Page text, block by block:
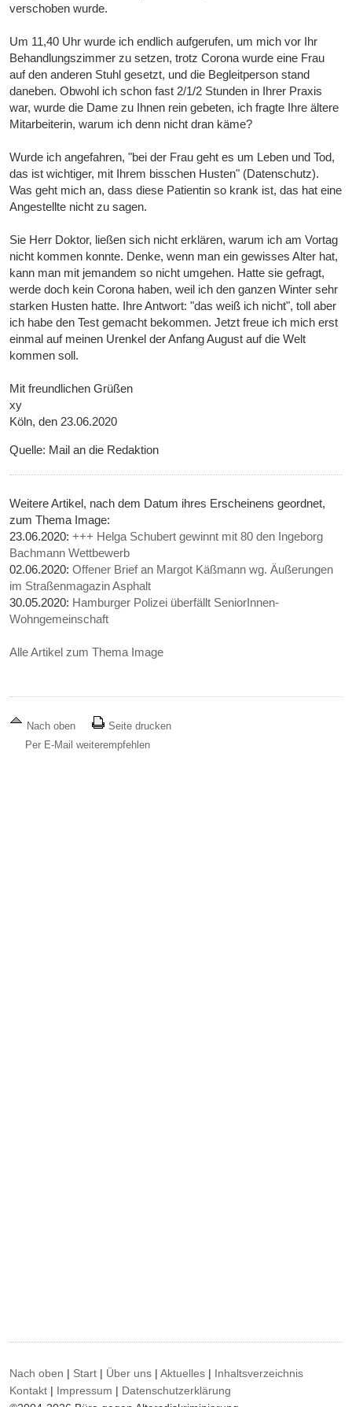
verschoben wurde.
Um 11,40 Uhr wurde ich endlich aufgerufen, um mich vor Ihr
Behandlungszimmer zu setzen, trotz Corona wurde eine Frau
auf den anderen Stuhl gesetzt, und die Begleitperson stand
daneben. Obwohl ich schon fast 2/1/2 Stunden in Ihrer Praxis
war, wurde die Dame zu Ihnen rein gebeten, ich fragte Ihre ältere
Mitarbeiterin, warum ich denn nicht dran käme?
Wurde ich angefahren, "bei der Frau geht es um Leben und Tod,
das ist wichtiger, mit Ihrem bisschen Husten" (Datenschutz).
Was geht mich an, dass diese Patientin so krank ist, das hat eine
Angestellte nicht zu sagen.
Sie Herr Doktor, ließen sich nicht erklären, warum ich am Vortag
nicht kommen konnte. Denke, wenn man ein gewisses Alter hat,
kann man mit jemandem so nicht umgehen. Hatte sie gefragt,
werde doch kein Corona haben, weil ich den ganzen Winter sehr
starken Husten hatte. Ihre Antwort: "das weiß ich nicht", toll aber
ich habe den Test gemacht bekommen. Jetzt freue ich mich erst
einmal auf meinen Urenkel der Anfang August auf die Welt
kommen soll.
Mit freundlichen Grüßen
xy
Köln, den 23.06.2020
Quelle: Mail an die Redaktion
Weitere Artikel, nach dem Datum ihres Erscheinens geordnet,
zum Thema Image:
23.06.2020:+++ Helga Schubert gewinnt mit 80 den Ingeborg
Bachmann Wettbewerb
02.06.2020:Offener Brief an Margot Käßmann wg. Äußerungen
im Straßenmagazin Asphalt
30.05.2020: Hamburger Polizei überfällt SeniorInnen-
Wohngemeinschaft
Alle Artikel zum Thema Image
Nach oben
Seite drucken
Per E-Mail weiterempfehlen
Nach oben | Start | Über uns |Aktuelles | Inhaltsverzeichnis
Kontakt | Impressum | Datenschutzerklärung